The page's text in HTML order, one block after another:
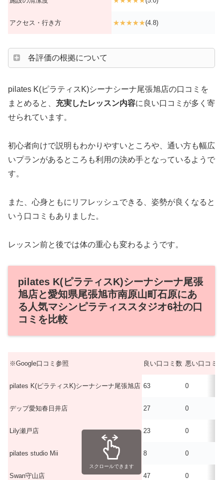
アクセス・行き方 ★★★★★(4.8)
各評価の根拠について
pilates K(ピラティスK)シーナシーナ尾張旭店の口コミを
まとめると、 充実したレッスン内容に良い口コミが多く寄
せられています。
初心者向けで説明もわかりやすいところや、通い方も幅広
いプランがあるところも利用の決め手となっているようで
す。
また、心身ともにリフレッシュできる、姿勢が良くなると
いう口コミもありました。
レッスン前と後では体の重心も変わるようです。
pilates K(ピラティスK)シーナシーナ尾張
旭店と愛知県尾張旭市南原山町石原にあ
る人気マシンピラティススタジオ6社の口
コミを比較
※Google口コミ参照 良い口コミ数 悪い口コミ
pilates K(ピラティスK)シーナシーナ尾張旭店 63 0
デップ愛知春日井店 27 0
Lily瀬戸店 23 0
pilates studio Mii 8 0
Swan守山店 47 0
スクロールできます